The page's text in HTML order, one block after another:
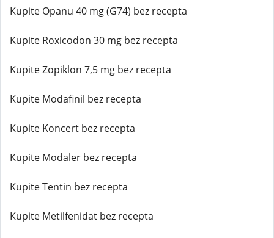
Kupite Opanu 40 mg (G74) bez recepta
Kupite Roxicodon 30 mg bez recepta
Kupite Zopiklon 7,5 mg bez recepta
Kupite Modafinil bez recepta
Kupite Koncert bez recepta
Kupite Modaler bez recepta
Kupite Tentin bez recepta
Kupite Metilfenidat bez recepta